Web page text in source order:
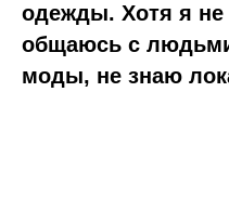
одежды. Хотя я не
общаюсь с
моды, не знаю